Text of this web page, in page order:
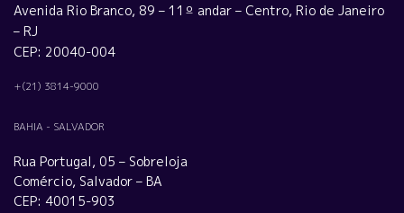
Avenida Rio Branco, 89 – 11º andar – Centro, Rio de Janeiro
– RJ
CEP: 20040-004
+(21) 3814-9000
BAHIA - SALVADOR
Rua Portugal, 05 – Sobreloja
Comércio, Salvador – BA
CEP: 40015-903